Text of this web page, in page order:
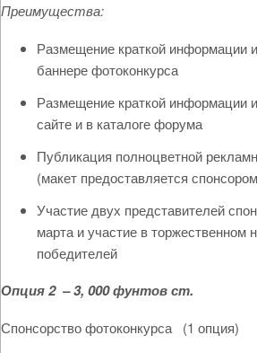
Преимущества:
Размещение краткой информации
баннере фотоконкурса
Размещение краткой информации
сайте и в каталоге форума
Публикация полноцветной
(макет предоставляется
Участие двух представителей
марта и участие в торжественном
победителей
Опция 2 – 3, 000 фунтов ст.
Спонсорство фотоконкурса (1 опция)